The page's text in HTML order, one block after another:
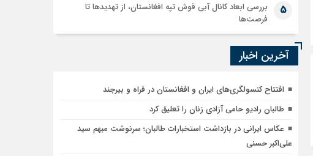
5
بررسی ابعاد کانال آبی قوش تپه افغانستان، از تهدیدها تا
فرصت‌ها
آخرین اخبار
افتتاح کنسولگری‌های ایران و افغانستان در فراه و بیرجند
طالبان رادیو حامی آزادی زنان را تعلیق کرد
عکاس ایرانی در بازداشت استخبارات طالبان؛ سرنوشت مبهم سید
علی‌اکبر حسنی